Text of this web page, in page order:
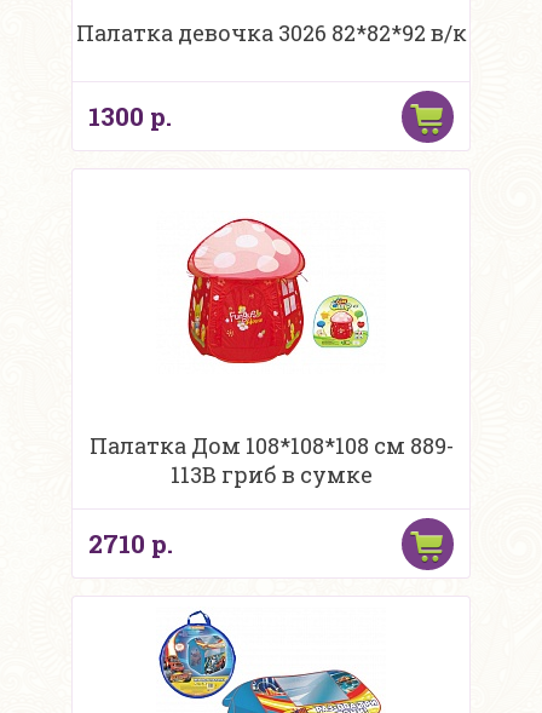
Палатка девочка 3026 82*82*92 в/к
1300 р.
Палатка Дом 108*108*108 см 889-
113В гриб в сумке
2710 р.